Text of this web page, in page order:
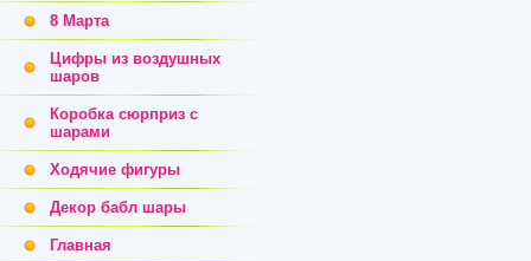
8 Марта
Цифры из воздушных
шаров
Коробка сюрприз с
шарами
Ходячие фигуры
Декор бабл шары
Главная